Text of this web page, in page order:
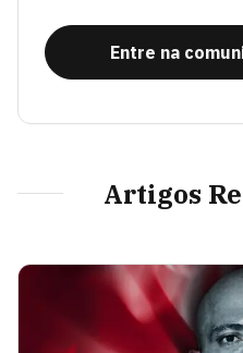
Entre na
Artigos